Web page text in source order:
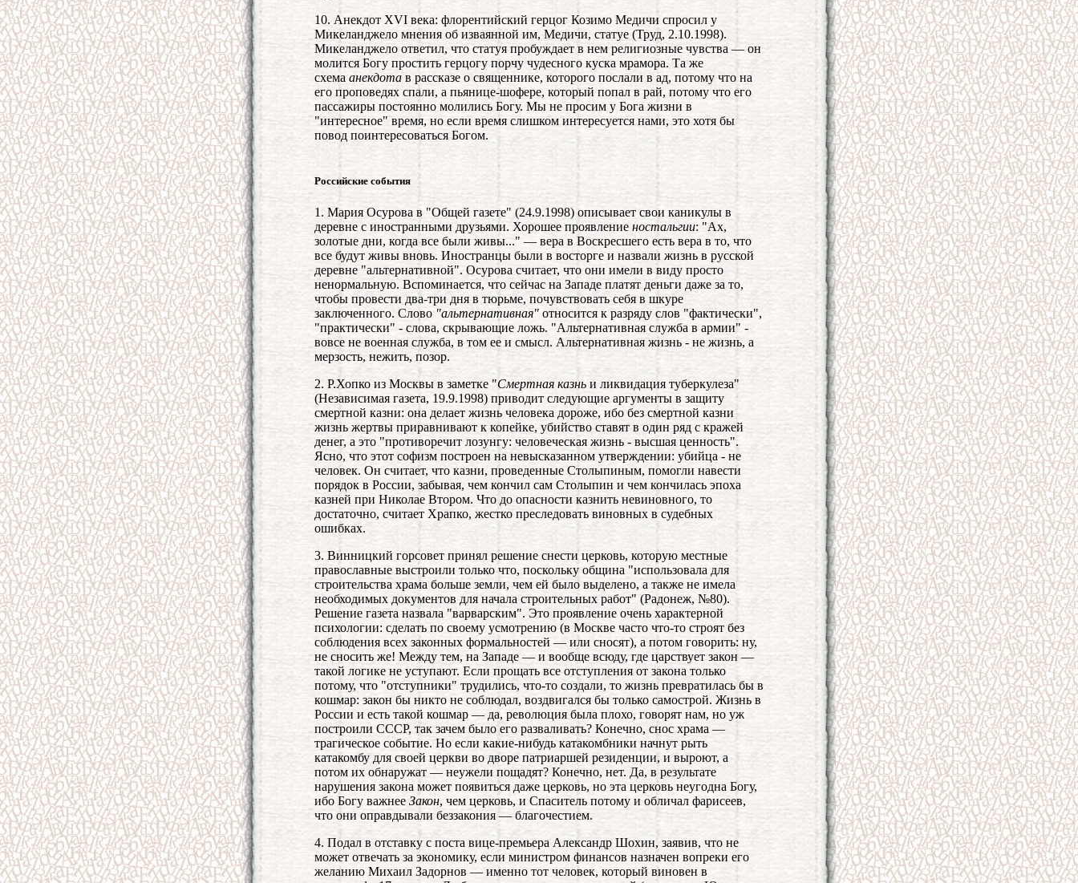
10. Анекдот XVI века: флорентийский герцог Козимо Медичи спросил у
Микеланджело мнения об изваянной им, Медичи, статуе (Труд, 2.10.1998).
Микеланджело ответил, что статуя пробуждает в нем религиозные чувства — он
молится Богу простить герцогу порчу чудесного куска мрамора. Та же
схема анекдота в рассказе о священнике, которого послали в ад, потому что на
его проповедях спали, а пьянице-шофере, который попал в рай, потому что его
пассажиры постоянно молились Богу. Мы не просим у Бога жизни в
"интересное" время, но если время слишком интересуется нами, это хотя бы
повод поинтересоваться Богом.
Российские события
1. Мария Осурова в "Общей газете" (24.9.1998) описывает свои каникулы в
деревне с иностранными друзьями. Хорошее проявление ностальгии: "Ах,
золотые дни, когда все были живы..." — вера в Воскресшего есть вера в то, что
все будут живы вновь. Иностранцы были в восторге и назвали жизнь в русской
деревне "альтернативной". Осурова считает, что они имели в виду просто
ненормальную. Вспоминается, что сейчас на Западе платят деньги даже за то,
чтобы провести два-три дня в тюрьме, почувствовать себя в шкуре
заключенного. Слово "альтернативная" относится к разряду слов "фактически",
"практически" - слова, скрывающие ложь. "Альтернативная служба в армии" -
вовсе не военная служба, в том ее и смысл. Альтернативная жизнь - не жизнь, а
мерзость, нежить, позор.
2. Р.Хопко из Москвы в заметке "Смертная казнь и ликвидация туберкулеза"
(Независимая газета, 19.9.1998) приводит следующие аргументы в защиту
смертной казни: она делает жизнь человека дороже, ибо без смертной казни
жизнь жертвы приравнивают к копейке, убийство ставят в один ряд с кражей
денег, а это "противоречит лозунгу: человеческая жизнь - высшая ценность".
Ясно, что этот софизм построен на невысказанном утверждении: убийца - не
человек. Он считает, что казни, проведенные Столыпиным, помогли навести
порядок в России, забывая, чем кончил сам Столыпин и чем кончилась эпоха
казней при Николае Втором. Что до опасности казнить невиновного, то
достаточно, считает Храпко, жестко преследовать виновных в судебных
ошибках.
3. Винницкий горсовет принял решение снести церковь, которую местные
православные выстроили только что, поскольку община "использовала для
строительства храма больше земли, чем ей было выделено, а также не имела
необходимых документов для начала строительных работ" (Радонеж, №80).
Решение газета назвала "варварским". Это проявление очень характерной
психологии: сделать по своему усмотрению (в Москве часто что-то строят без
соблюдения всех законных формальностей — или сносят), а потом говорить: ну,
не сносить же! Между тем, на Западе — и вообще всюду, где царствует закон —
такой логике не уступают. Если прощать все отступления от закона только
потому, что "отступники" трудились, что-то создали, то жизнь превратилась бы в
кошмар: закон бы никто не соблюдал, воздвигался бы только самострой. Жизнь в
России и есть такой кошмар — да, революция была плохо, говорят нам, но уж
построили СССР, так зачем было его разваливать? Конечно, снос храма —
трагическое событие. Но если какие-нибудь катакомбники начнут рыть
катакомбу для своей церкви во дворе патриаршей резиденции, и выроют, а
потом их обнаружат — неужели пощадят? Конечно, нет. Да, в результате
нарушения закона может появиться даже церковь, но эта церковь неугодна Богу,
ибо Богу важнее Закон, чем церковь, и Спаситель потому и обличал фарисеев,
что они оправдывали беззакония — благочестием.
4. Подал в отставку c поста вице-премьера Александр Шохин, заявив, что не
может отвечать за экономику, если министром финансов назначен вопреки его
желанию Михаил Задорнов — именно тот человек, который виновен в